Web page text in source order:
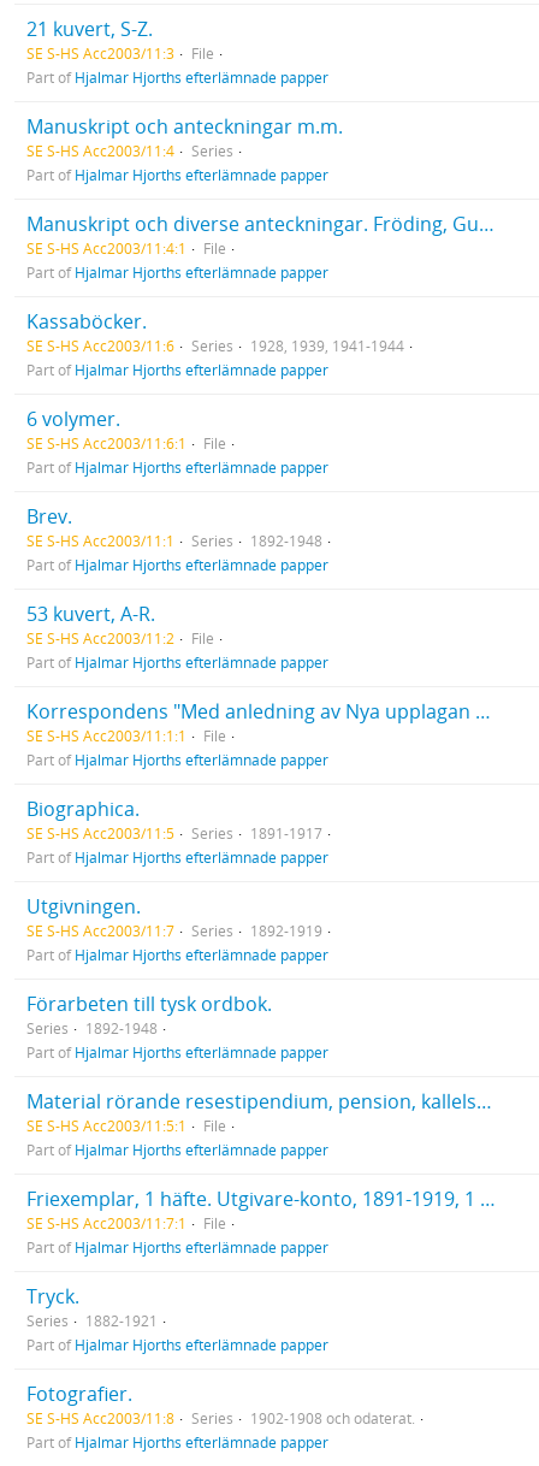
21 kuvert, S-Z.
SE S-HS Acc2003/11:3
File
Part ofHjalmar Hjorths efterlämnade papper
Manuskript och anteckningar m.m.
SE S-HS Acc2003/11:4
Series
Part ofHjalmar Hjorths efterlämnade papper
Manuskript och diverse anteckningar. Fröding, Gustaf, dikter (avskrifter). Material rörande skolarbetet.
SE S-HS Acc2003/11:4:1
File
Part ofHjalmar Hjorths efterlämnade papper
Kassaböcker.
SE S-HS Acc2003/11:6 Series
1928, 1939, 1941-1944
Part ofHjalmar Hjorths efterlämnade papper
6 volymer.
SE S-HS Acc2003/11:6:1
File
Part ofHjalmar Hjorths efterlämnade papper
Brev.
SE S-HS Acc2003/11:1 Series
1892-1948
Part ofHjalmar Hjorths efterlämnade papper
53 kuvert, A-R.
SE S-HS Acc2003/11:2
File
Part ofHjalmar Hjorths efterlämnade papper
Korrespondens "Med anledning av Nya upplagan av förkortad" 1935. Korrespondens med Sven Lide. Övriga brev till Hjalmar Hjorth. Lyckönskningar på födelsedagar. Brev mellan andra.
SE S-HS Acc2003/11:1:1
File
Part ofHjalmar Hjorths efterlämnade papper
Biographica.
SE S-HS Acc2003/11:5 Series
1891-1917
Part ofHjalmar Hjorths efterlämnade papper
Utgivningen.
SE S-HS Acc2003/11:7 Series
1892-1919
Part ofHjalmar Hjorths efterlämnade papper
Förarbeten till tysk ordbok.
Series
1892-1948
Part ofHjalmar Hjorths efterlämnade papper
Material rörande resestipendium, pension, kallelser till medlem m.m. Förlagskontrakt 1891-1917. Testamente (del av) avskrift. Försäkringar. Skolbetyg för Margit Hjorth, Sigrid Hjorth, Ragnar Hjorth och Ingrid Hjorth.
SE S-HS Acc2003/11:5:1
File
Part ofHjalmar Hjorths efterlämnade papper
Friexemplar, 1 häfte. Utgivare-konto, 1891-1919, 1 vol. AB Svenska Bokförlaget: PM angående Hjalmar Hjorths arbeten m.m. Intyg om upplaga.
SE S-HS Acc2003/11:7:1
File
Part ofHjalmar Hjorths efterlämnade papper
Tryck.
Series
1882-1921
Part ofHjalmar Hjorths efterlämnade papper
Fotografier.
SE S-HS Acc2003/11:8 Series
1902-1908 och odaterat.
Part ofHjalmar Hjorths efterlämnade papper